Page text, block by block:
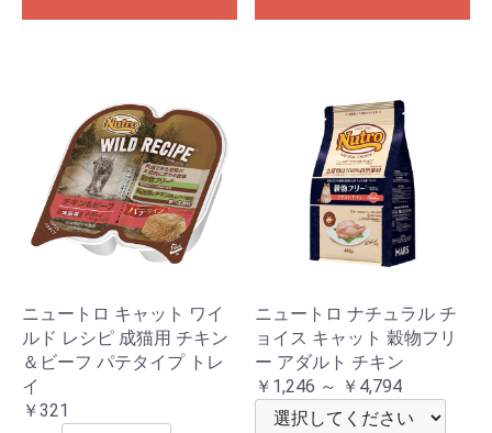
ニュートロ キャット ワイ
ルド レシピ 成猫用 チキン
＆ビーフ パテタイプ トレ
イ
￥321
ニュートロ ナチュラル チ
ョイス キャット 穀物フリ
ー アダルト チキン
￥1,246 ～ ￥4,794